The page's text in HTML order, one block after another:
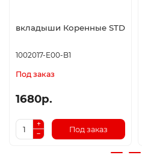
вкладыши Коренные STD
1002017-E00-B1
Под заказ
1680р.
Под заказ